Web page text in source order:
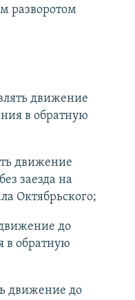
разворотом
движение
в обратную
движение
заезда на
Октябрьского;
до
в обратную
движение до